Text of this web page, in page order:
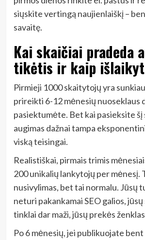
siųskite vertingą naujienlaiškį –
savaitę.
Kai skaičiai pradeda
tikėtis ir kaip
Pirmieji 1000 skaitytojų yra
prireikti 6-12 mėnesių nuoseklaus
pasiektumėte. Bet kai pasieksite šį
augimas dažnai tampa
viską teisingai.
Realistiškai, pirmais trimis
200 unikalių lankytojų per mėnesį.
nusivylimas, bet tai normalu. Jūsų
neturi pakankamai SEO galios,
tinklai dar maži, jūsų prekės
Po 6 mėnesių, jei publikuojate